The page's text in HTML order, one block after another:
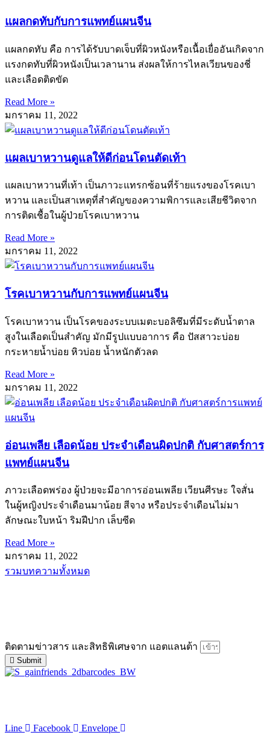
แผลกดทับกับการแพทย์แผนจีน
แผลกดทับ คือ การได้รับบาดเจ็บที่ผิวหนังหรือเนื้อเยื่ออันเกิดจาก
แรงกดทับที่ผิวหนังเป็นเวลานาน ส่งผลให้การไหลเวียนของชี่
และเลือดติดขัด
Read More »
มกราคม 11, 2022
แผลเบาหวานดูแลให้ดีก่อนโดนตัดเท้า
แผลเบาหวานที่เท้า เป็นภาวะแทรกซ้อนที่ร้ายแรงของโรคเบา
หวาน และเป็นสาเหตุที่สำคัญของความพิการและเสียชีวิตจาก
การติดเชื้อในผู้ป่วยโรคเบาหวาน
Read More »
มกราคม 11, 2022
โรคเบาหวานกับการแพทย์แผนจีน
โรคเบาหวาน เป็นโรคของระบบเมตะบอลิซึมที่มีระดับน้ำตาล
สูงในเลือดเป็นสำคัญ มักมีรูปแบบอาการ คือ ปัสสาวะบ่อย
กระหายน้ำบ่อย หิวบ่อย น้ำหนักตัวลด
Read More »
มกราคม 11, 2022
อ่อนเพลีย เลือดน้อย ประจำเดือนผิดปกติ กับศาสตร์การ
แพทย์แผนจีน
ภาวะเลือดพร่อง ผู้ป่วยจะมีอาการอ่อนเพลีย เวียนศีรษะ ใจสั่น
ในผู้หญิงประจำเดือนมาน้อย สีจาง หรือประจำเดือนไม่มา
ลักษณะใบหน้า ริมฝีปาก เล็บซีด
Read More »
มกราคม 11, 2022
รวมบทความทั้งหมด
ติดตามข่าวสาร และสิทธิพิเศษจาก แอตแลนต้า
Submit
Line Facebook
Envelope